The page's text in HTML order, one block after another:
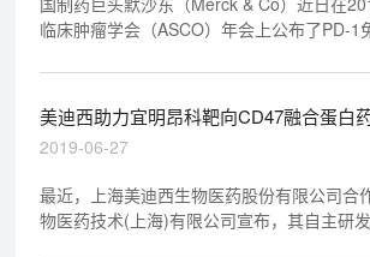
临床肿瘤学会（ASCO）年会上公布了PD-1
苗T-vec、dabrafenib+trametinib、低剂量
期黑色素瘤的3个研究的数据。
美迪西助力宜明昂科靶向CD47融合蛋白
试验许可
2019-06-27
最近，上海美迪西生物医药股份有限公司合
物医药技术(上海)有限公司宣布，其自主研